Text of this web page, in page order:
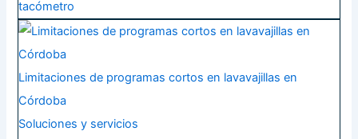
tacómetro
Limitaciones de programas cortos en lavavajillas en
Córdoba
Soluciones y servicios